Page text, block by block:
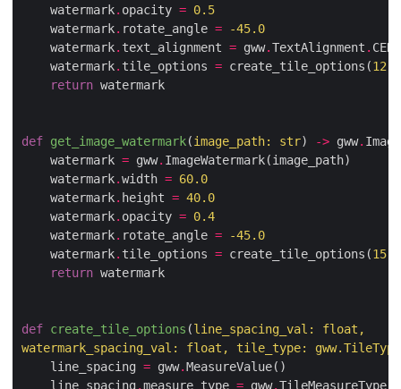
    watermark
. opacity = 0.5
    watermark
. rotate_angle = -45.0
    watermark
. text_alignment = gww.TextAlignment .
    watermark
. tile_options = create_tile_options(12.0
return
def get_image_watermark(image_path: str) -> gww.
    watermark
= gww.
    watermark
.width = 60.0
    watermark
. height = 40.0
    watermark
. opacity = 0.4
    watermark
. rotate_angle = -45.0
    watermark
. tile_options = create_tile_options(15.0
return
def create_tile_options (
watermark_spacing_val: float, tile_type: gww.TileType
    line_spacing
= gww.
    line_spacing
.measure_type = gww.TileMeasureType